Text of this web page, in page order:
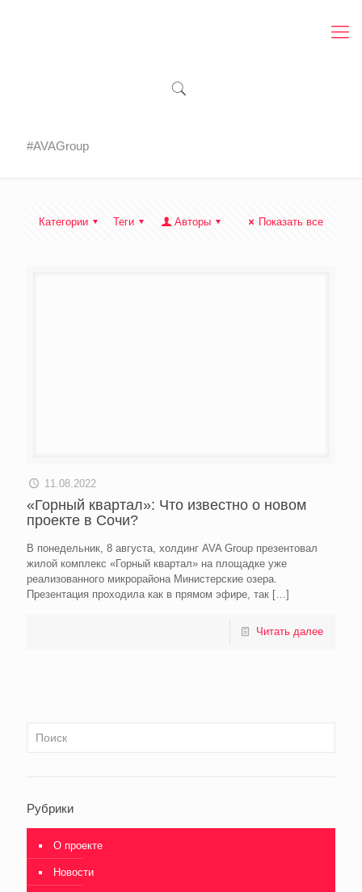
#AVAGroup
Категории Теги Авторы Показать все
11.08.2022
«Горный квартал»: Что известно о новом
проекте в Сочи?
В понедельник, 8 августа, холдинг AVA Group презентовал
жилой комплекс «Горный квартал» на площадке уже
реализованного микрорайона Министерские озера.
Презентация проходила как в прямом эфире, так […]
Читать далее
Рубрики
О проекте
Новости